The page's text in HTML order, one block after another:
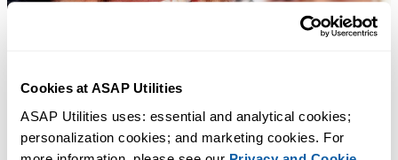
Cookies at ASAP Utilities
ASAP Utilities uses: essential and analytical cookies;
personalization cookies; and marketing cookies. For